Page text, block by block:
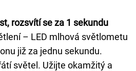
rozsvítí se za 1 sekundu
– LED mlhová světlometu
již za jednu sekundu.
světel. Užijte okamžitý a